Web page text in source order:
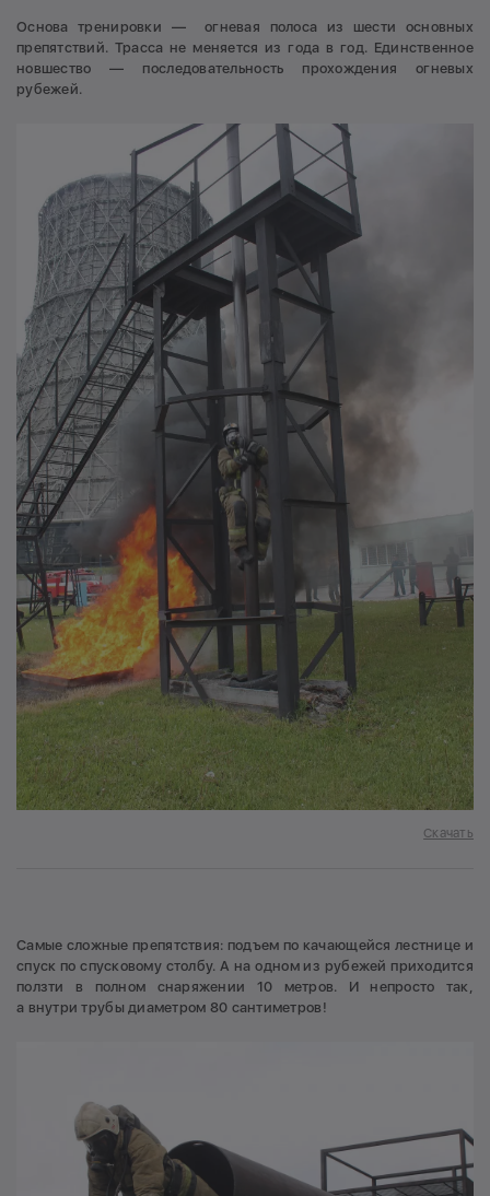
Основа тренировки — огневая полоса из шести основных
препятствий. Трасса не меняется из года в год. Единственное
новшество — последовательность прохождения огневых
рубежей.
Скачать
Самые сложные препятствия: подъем по качающейся лестнице и
спуск по спусковому столбу. А на одном из рубежей приходится
ползти в полном снаряжении 10 метров. И непросто так,
а внутри трубы диаметром 80 сантиметров!